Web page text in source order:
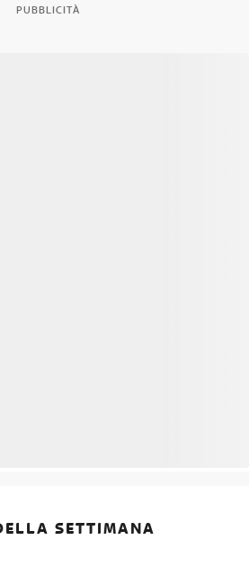
PUBBLICITÀ
SETTIMANA